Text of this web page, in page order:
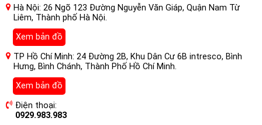
Hà Nội: 26 Ngõ 123 Đường Nguyễn Văn Giáp, Quận Nam Từ
Liêm, Thành phố Hà Nội.
Xem bản đồ
TP Hồ Chí Minh: 24 Đường 2B, Khu Dân Cư 6B intresco, Bình
Hưng, Bình Chánh, Thành Phố Hồ Chí Minh.
Xem bản đồ
Điện thoại:
0929.983.983